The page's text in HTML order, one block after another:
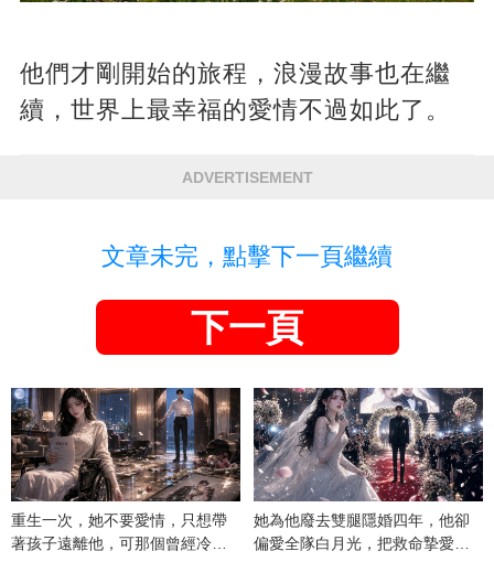
他們才剛開始的旅程，浪漫故事也在繼
續，世界上最幸福的愛情不過如此了。
ADVERTISEMENT
文章未完，點擊下一頁繼續
下一頁
重生一次，她不要愛情，只想帶
著孩子遠離他，可那個曾經冷漠
她為他廢去雙腿隱婚四年，他卻
偏愛全隊白月光，把救命摯愛當